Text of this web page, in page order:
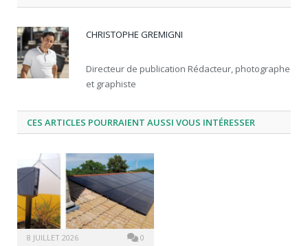
CHRISTOPHE GREMIGNI
Directeur de publication Rédacteur, photographe
et graphiste
CES ARTICLES POURRAIENT AUSSI VOUS INTÉRESSER
8 JUILLET 2026 0